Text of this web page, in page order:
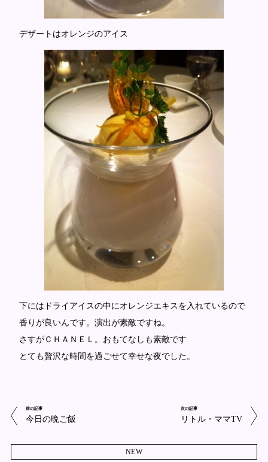
デザートはオレンジのアイス
下にはドライアイスの中にオレンジエキスを入れているので
香りが良いんです。演出が素敵ですね。
さすがＣＨＡＮＥＬ。おもてなしも素敵です
とても贅沢な時間を過ごせて幸せな夜でした。
前の記事
今日の晩ご飯
次の記事
リトル・ママTV
NEW